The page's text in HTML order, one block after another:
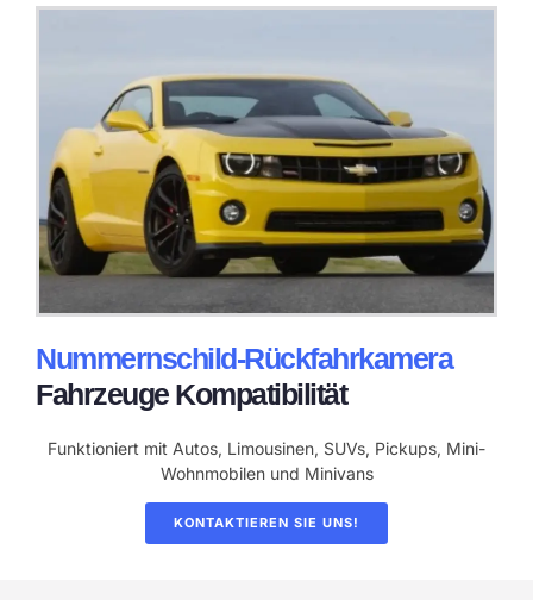
Nummernschild-Rückfahrkamera
Fahrzeuge Kompatibilität
Funktioniert mit Autos, Limousinen, SUVs, Pickups, Mini-
Wohnmobilen und Minivans
KONTAKTIEREN SIE UNS!